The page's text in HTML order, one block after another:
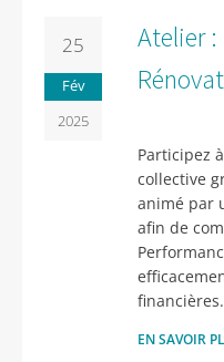
25
Fév
2025
Atelier :
Participez
collective
animé par
afin de
financières.
EN SAVOIR